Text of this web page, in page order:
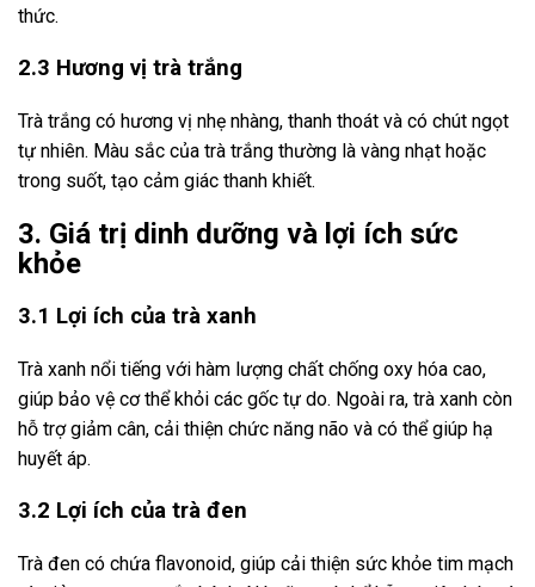
thức.
2.3 Hương vị trà trắng
Trà trắng có hương vị nhẹ nhàng, thanh thoát và có chút ngọt
tự nhiên. Màu sắc của trà trắng thường là vàng nhạt hoặc
trong suốt, tạo cảm giác thanh khiết.
3. Giá trị dinh dưỡng và lợi ích sức
khỏe
3.1 Lợi ích của trà xanh
Trà xanh nổi tiếng với hàm lượng chất chống oxy hóa cao,
giúp bảo vệ cơ thể khỏi các gốc tự do. Ngoài ra, trà xanh còn
hỗ trợ giảm cân, cải thiện chức năng não và có thể giúp hạ
huyết áp.
3.2 Lợi ích của trà đen
Trà đen có chứa flavonoid, giúp cải thiện sức khỏe tim mạch